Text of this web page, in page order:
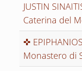
JUSTIN
Caterina del
✜
Monastero di